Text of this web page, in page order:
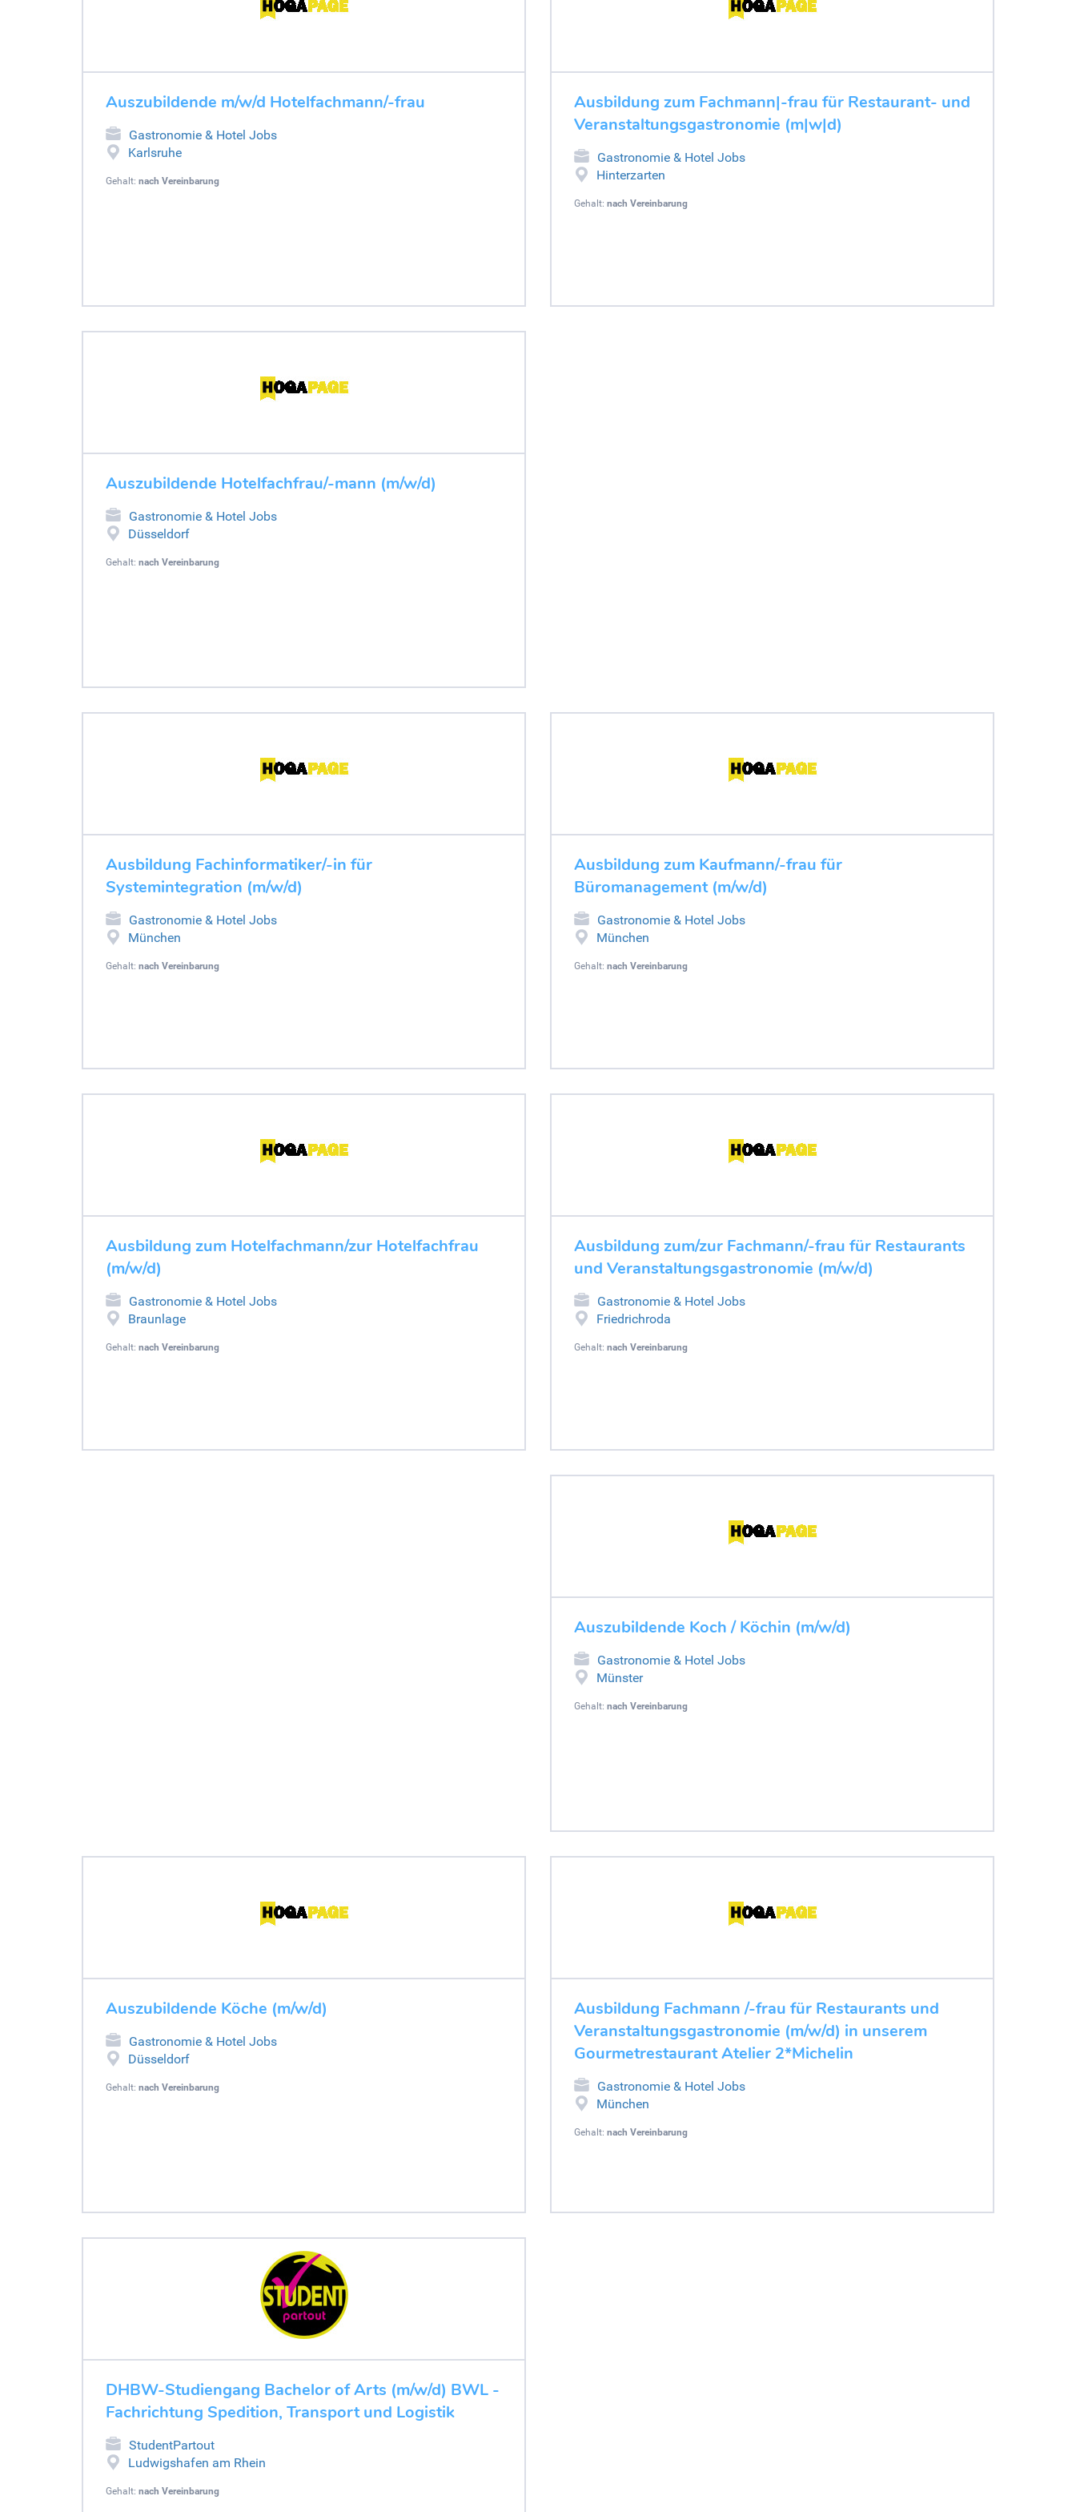
Auszubildende m/w/d Hotelfachmann/-frau
Gastronomie & Hotel Jobs
Karlsruhe
Gehalt: nach Vereinbarung
Ausbildung zum Fachmann|-frau für Restaurant- und
Veranstaltungsgastronomie (m|w|d)
Gastronomie & Hotel Jobs
Hinterzarten
Gehalt: nach Vereinbarung
Auszubildende Hotelfachfrau/-mann (m/w/d)
Gastronomie & Hotel Jobs
Düsseldorf
Gehalt: nach Vereinbarung
Ausbildung Fachinformatiker/-in für
Systemintegration (m/w/d)
Gastronomie & Hotel Jobs
München
Gehalt: nach Vereinbarung
Ausbildung zum Kaufmann/-frau für
Büromanagement (m/w/d)
Gastronomie & Hotel Jobs
München
Gehalt: nach Vereinbarung
Ausbildung zum Hotelfachmann/zur Hotelfachfrau
(m/w/d)
Gastronomie & Hotel Jobs
Braunlage
Gehalt: nach Vereinbarung
Ausbildung zum/zur Fachmann/-frau für Restaurants
und Veranstaltungsgastronomie (m/w/d)
Gastronomie & Hotel Jobs
Friedrichroda
Gehalt: nach Vereinbarung
Auszubildende Koch / Köchin (m/w/d)
Gastronomie & Hotel Jobs
Münster
Gehalt: nach Vereinbarung
Auszubildende Köche (m/w/d)
Gastronomie & Hotel Jobs
Düsseldorf
Gehalt: nach Vereinbarung
Ausbildung Fachmann /-frau für Restaurants und
Veranstaltungsgastronomie (m/w/d) in unserem
Gourmetrestaurant Atelier 2*Michelin
Gastronomie & Hotel Jobs
München
Gehalt: nach Vereinbarung
DHBW-Studiengang Bachelor of Arts (m/w/d) BWL -
Fachrichtung Spedition, Transport und Logistik
StudentPartout
Ludwigshafen am Rhein
Gehalt: nach Vereinbarung